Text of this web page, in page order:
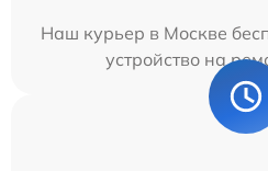
Наш курьер в Москве
устройство на